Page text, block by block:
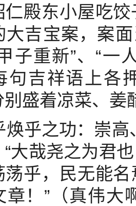
仁殿东小屋吃
大吉宝案，案
子重新”、“一
句吉祥语上各
别盛着凉菜、姜
焕乎之功：崇
“大哉尧之为君
荡乎，民无能
章！”（真伟大